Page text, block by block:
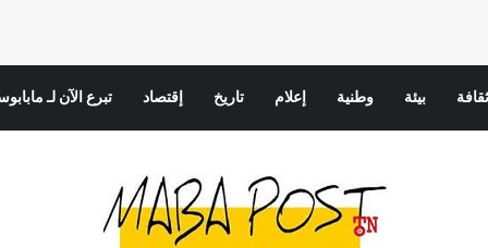
ثقافة بيئة وطنية إعلام تاريخ إقتصاد تبرع الآن لـ